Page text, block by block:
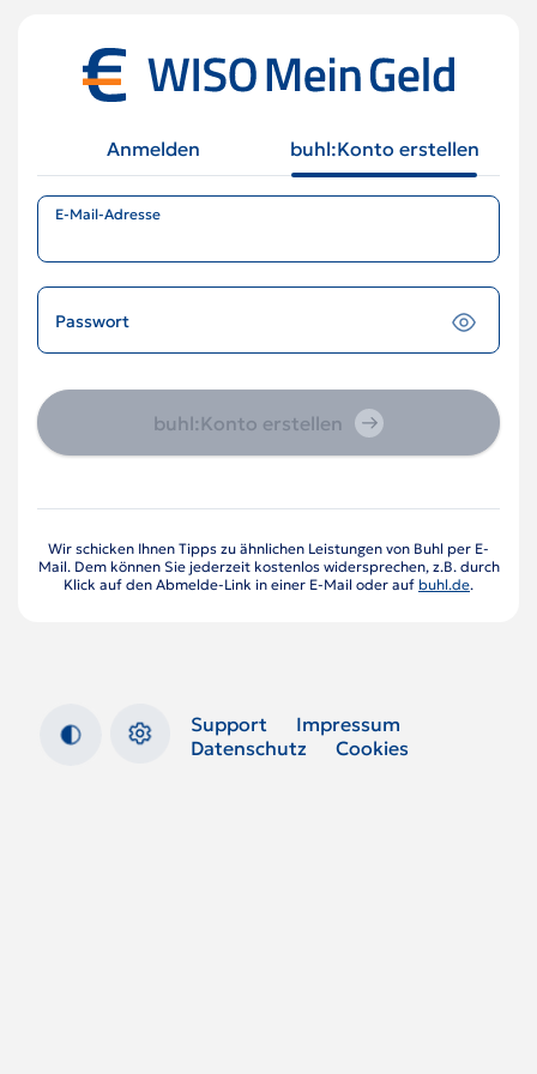
Anmelden buhl:Konto erstellen
E-Mail-Adresse
Passwort
buhl:Konto erstellen
Wir schicken Ihnen Tipps zu ähnlichen Leistungen von Buhl per E-
Mail. Dem können Sie jederzeit kostenlos widersprechen, z.B. durch
Klick auf den Abmelde-Link in einer E-Mail oder auf buhl.de.
Support
Impressum
Datenschutz
Cookies